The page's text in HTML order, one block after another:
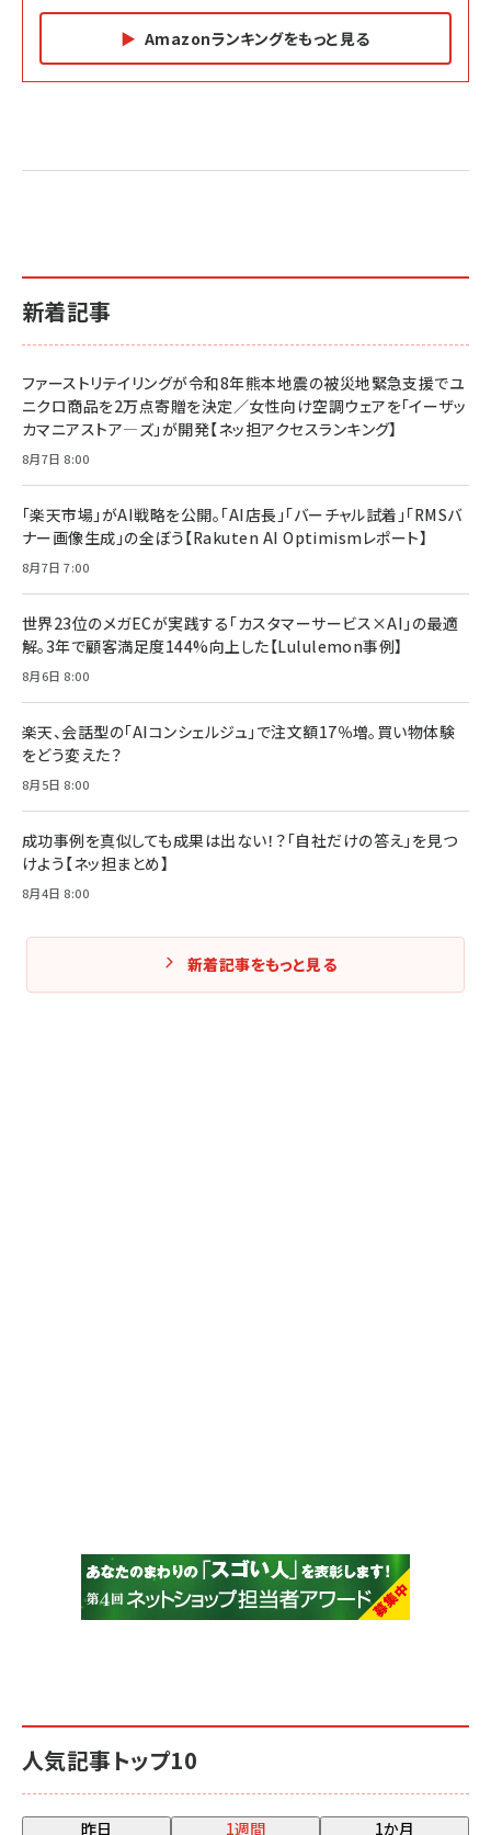
Amazonランキングをもっと見る
2億円を売り上げたプロが教える note×AI 最強の
小さな会社は戦略が9割
￥1,815
マーケティングの真実 P&G・グリコで学んだ失敗
￥2,200
anan(アンアン)2026/07/01号 No.2501[魅せる
anan(アンアン)2026/06/24号 No.2500増刊
anan(アンアン)2026/07/08号 No.2502[2026
年後半、あなたの恋と運命／山田涼介]
￥880
ママ投資家が育休中に１億貯めた株式投資
￥1,870
￥1,980
ベインキャピタル 企業価値向上力の秘密
ルな本質」
￥2,750
フィードバック経営 「沈黙の組織」から「高め合う
Amazonランキングをもっと見る
人気記事トップ10
昨日 1週間 1か月
新着記事
ファーストリテイリングが令和8年熊本地震の被災地緊急支援でユ
ニクロ商品を2万点寄贈を決定／女性向け空調ウェアを「イーザッ
カマニアストア―ズ」が開発【ネッ担アクセスランキング】
8月7日 8:00
「楽天市場」がAI戦略を公開。「AI店長」「バーチャル試着」「RMSバ
ナー画像生成」の全ぼう【Rakuten AI Optimismレポート】
8月7日 7:00
世界23位のメガECが実践する「カスタマーサービス×AI」の最適
解。3年で顧客満足度144%向上した【Lululemon事例】
8月6日 8:00
楽天、会話型の「AIコンシェルジュ」で注文額17％増。買い物体験
をどう変えた？
8月5日 8:00
成功事例を真似しても成果は出ない！？「自社だけの答え」を見つ
けよう【ネッ担まとめ】
8月4日 8:00
新着記事をもっと見る